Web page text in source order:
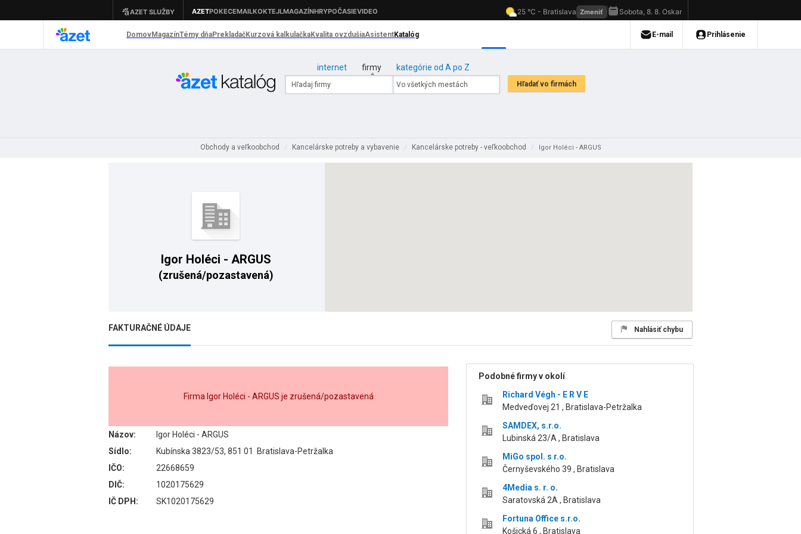
internet firmy kategórie od A po Z
Obchody a veľkoobchod / Kancelárske potreby a vybavenie / Kancelárske potreby - veľkoobchod / Igor Holéci - ARGUS
Igor Holéci - ARGUS
(zrušená/pozastavená)
FAKTURAČNÉ ÚDAJE Nahlásiť chybu
Firma Igor Holéci - ARGUS je zrušená/pozastavená
Názov:
Igor Holéci - ARGUS
Sídlo:
Kubínska 3823/53, 851 01 Bratislava-Petržalka
IČO:
22668659
DIČ:
1020175629
IČ DPH:
SK1020175629
Podobné firmy v okolí
Richard Végh - E R V E
Medveďovej 21 , Bratislava-Petržalka
SAMDEX, s.r.o.
Lubinská 23/A , Bratislava
MiGo spol. s r.o.
Černyševského 39 , Bratislava
4Media s. r. o.
Saratovská 2A , Bratislava
Fortuna Office s.r.o.
Košická 6 , Bratislava